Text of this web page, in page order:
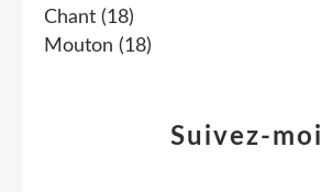
Chant (18)
Mouton (18)
Suivez-moi